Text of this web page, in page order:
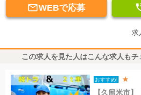
WEBで応募
求
この求人を見た人はこんな求人も
おすすめ! ★
【久留米市